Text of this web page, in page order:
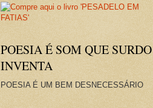
POESIA É SOM QUE SURDO
INVENTA
POESIA É UM BEM DESNECESSÁRIO